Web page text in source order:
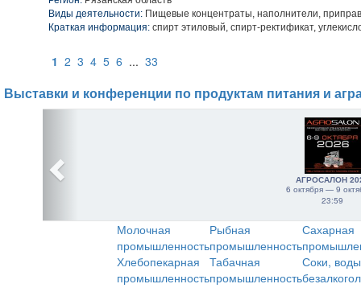
Виды деятельности: Пищевые концентраты, наполнители,
Краткая информация: спирт этиловый, спирт-ректификат,
1 2 3 4 5 6 ... 33
Выставки и конференции по продуктам питания и
АГРОСАЛОН
6 октября — 9
23:59
Молочная
промышленность
Рыбная
промышленность
Сахарная
Хлебопекарная
промышленность
Табачная
промышленность
Соки,